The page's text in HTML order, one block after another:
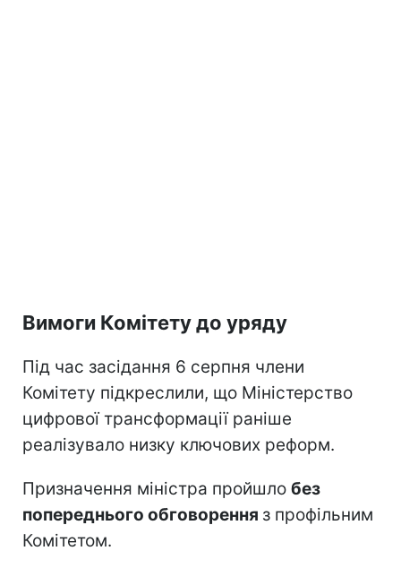
Вимоги Комітету до уряду
Під час засідання 6 серпня члени
Комітету підкреслили, що Міністерство
цифрової трансформації раніше
реалізувало низку ключових реформ.
Призначення міністра пройшло без
попереднього обговорення з профільним
Комітетом.